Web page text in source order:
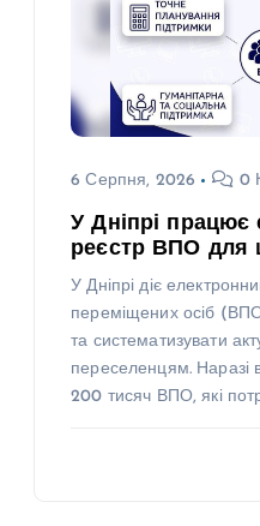
6 Серпня, 2026 0
У Дніпрі працює
реєстр ВПО для
У Дніпрі діє
переміщених осіб
та систематизувати
переселенцям. Наразі
200 тисяч ВПО, які